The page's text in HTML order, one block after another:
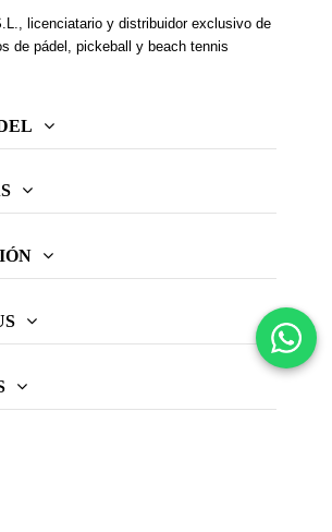
licenciatario y distribuidor exclusivo de
de pádel, pickeball y beach tennis